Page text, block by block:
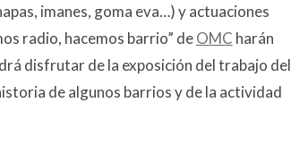
imanes, goma eva…) y actuaciones
radio, hacemos barrio” deOMC harán
disfrutar de la exposición del trabajo del
de algunos barrios y de la actividad